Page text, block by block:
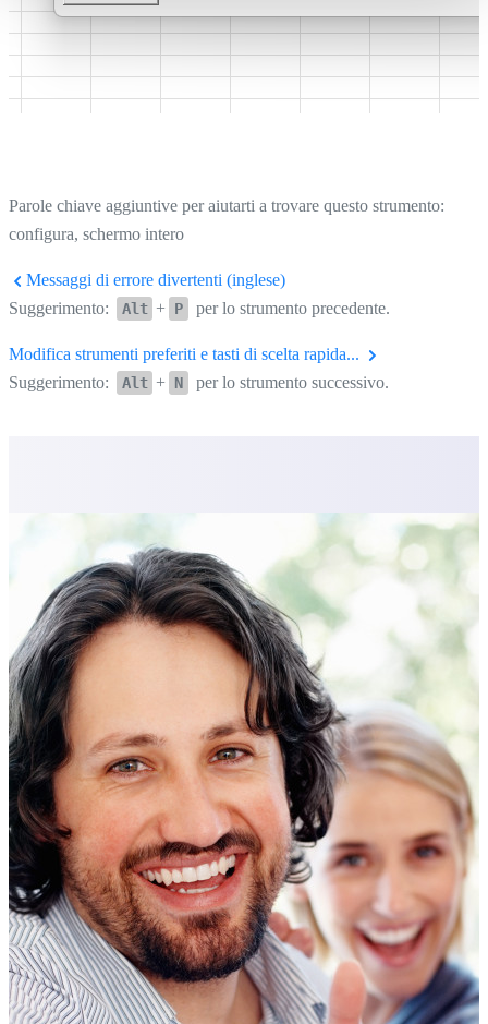
Parole chiave aggiuntive per aiutarti a trovare questo strumento:
configura, schermo intero
Messaggi di errore divertenti (inglese)
Suggerimento:
Alt + P per lo strumento precedente.
Modifica strumenti preferiti e tasti di scelta rapida...
Suggerimento:
Alt + N per lo strumento successivo.